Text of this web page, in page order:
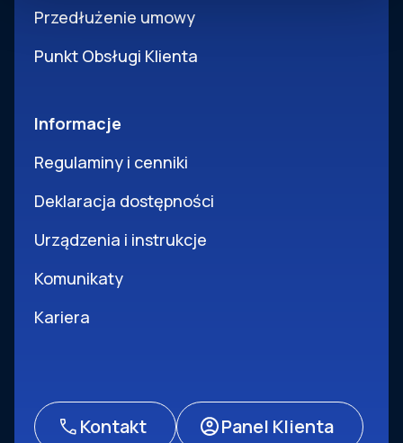
Przedłużenie umowy
Punkt Obsługi Klienta
Informacje
Regulaminy i cenniki
Deklaracja dostępności
Urządzenia i instrukcje
Komunikaty
Kariera
Kontakt Panel Klienta